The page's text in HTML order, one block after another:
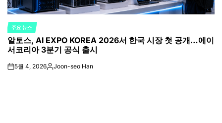
POSTED
IN
주요 뉴스
알토스, AI EXPO KOREA 2026서 한국 시장 첫 공개…에이
서코리아 3분기 공식 출시
on5월 4, 2026Posted
Joon-seo Han